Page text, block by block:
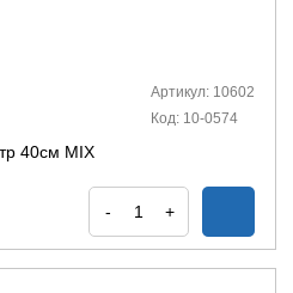
Артикул: 10602
Код: 10-0574
40см MIX
- +